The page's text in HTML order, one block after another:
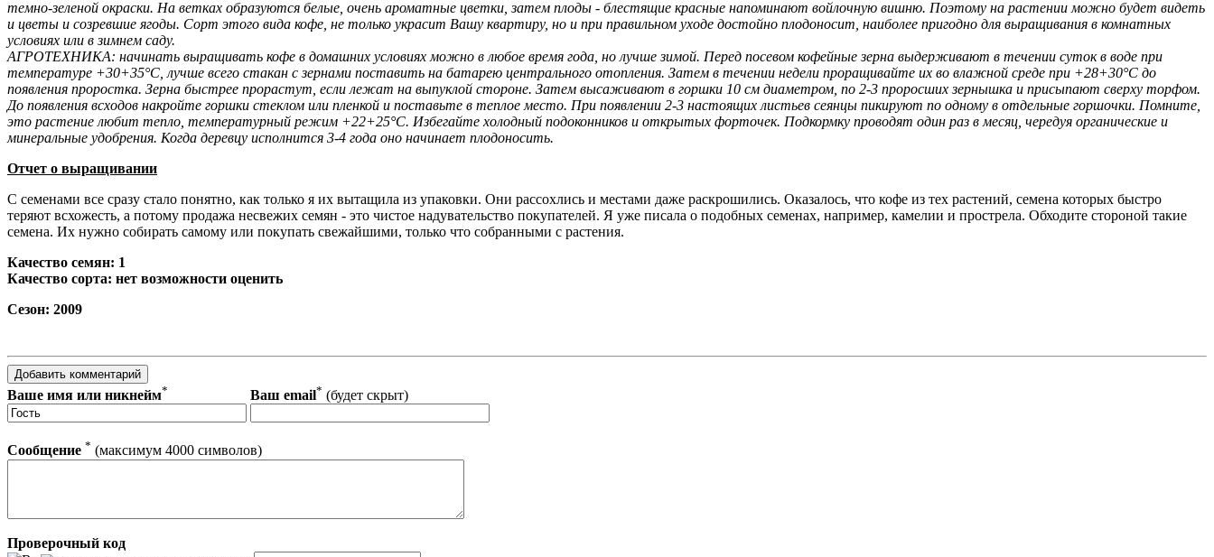
темно-зеленой окраски. На ветках образуются белые, очень ароматные цветки, затем плоды - блестящие красные напоминают войлочную вишню. Поэтому на растении можно будет видеть
и цветы и созревшие ягоды. Сорт этого вида кофе, не только украсит Вашу квартиру, но и при правильном уходе достойно плодоносит, наиболее пригодно для выращивания в комнатных
условиях или в зимнем саду.
АГРОТЕХНИКА: начинать выращивать кофе в домашних условиях можно в любое время года, но лучше зимой. Перед посевом кофейные зерна выдерживают в течении суток в воде при
температуре +30+35°С, лучше всего стакан с зернами поставить на батарею центрального отопления. Затем в течении недели проращивайте их во влажной среде при +28+30°С до
появления проростка. Зерна быстрее прорастут, если лежат на выпуклой стороне. Затем высаживают в горшки 10 см диаметром, по 2-3 проросших зернышка и присыпают сверху торфом.
До появления всходов накройте горшки стеклом или пленкой и поставьте в теплое место. При появлении 2-3 настоящих листьев сеянцы пикируют по одному в отдельные горшочки. Помните,
это растение любит тепло, температурный режим +22+25°С. Избегайте холодный подоконников и открытых форточек. Подкормку проводят один раз в месяц, чередуя органические и
минеральные удобрения. Когда деревцу исполнится 3-4 года оно начинает плодоносить.
Отчет о выращивании
С семенами все сразу стало понятно, как только я их вытащила из упаковки. Они рассохлись и местами даже раскрошились. Оказалось, что кофе из тех растений, семена которых быстро
теряют всхожесть, а потому продажа несвежих семян - это чистое надувательство покупателей. Я уже писала о подобных семенах, например, камелии и прострела. Обходите стороной такие
семена. Их нужно собирать самому или покупать свежайшими, только что собранными с растения.
Качество семян: 1
Качество сорта: нет возможности оценить
Сезон: 2009
Ваше имя или никнейм* Ваш email* (будет скрыт)
Сообщение * (максимум 4000 символов)
Проверочный код